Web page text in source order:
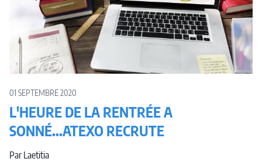
01 SEPTEMBRE 2020
L'HEURE DE LA RENTRÉE A
SONNÉ...ATEXO RECRUTE
Par Laetitia